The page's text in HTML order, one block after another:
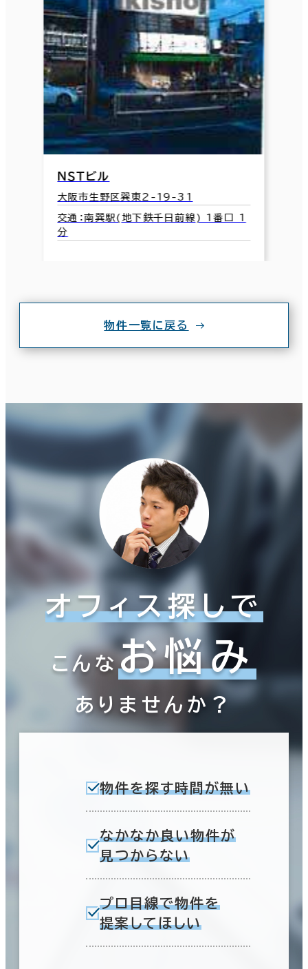
ＮＳＴビル
大阪市生野区巽東2-19-31
交通：南巽駅(地下鉄千日前線) 1番口 1
分
物件一覧に戻る
オフィス探しで
こんなお悩み
ありませんか？
物件を探す時間が無い
なかなか良い物件が
見つからない
プロ目線で物件を
提案してほしい